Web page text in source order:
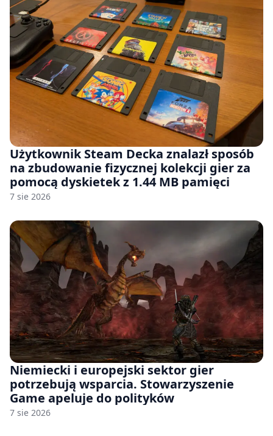
Użytkownik Steam Decka znalazł sposób
na zbudowanie fizycznej kolekcji gier za
pomocą dyskietek z 1.44 MB pamięci
7 sie 2026
Niemiecki i europejski sektor gier
potrzebują wsparcia. Stowarzyszenie
Game apeluje do polityków
7 sie 2026